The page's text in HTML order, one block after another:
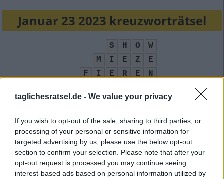
taglichesratsel.de - We value your privacy
If you wish to opt-out of the sale, sharing to third parties, or
processing of your personal or sensitive information for
targeted advertising by us, please use the below opt-out
section to confirm your selection. Please note that after your
opt-out request is processed you may continue seeing
interest-based ads based on personal information utilized by
Januar 23 2023 kreuzworträtsel
S H O
W
M
I E Z
E
F
I E R E
N
A
S T E
N
K
E N T
Dieses Fragewort gibt es ähnlich in allen Sprachen:
H
A
E